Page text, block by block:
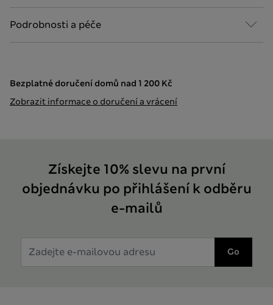
Podrobnosti a péče
Bezplatné doručení domů nad 1 200 Kč
Zobrazit informace o doručení a vrácení
Získejte 10% slevu na první
objednávku po přihlášení k odběru
e-mailů
Go